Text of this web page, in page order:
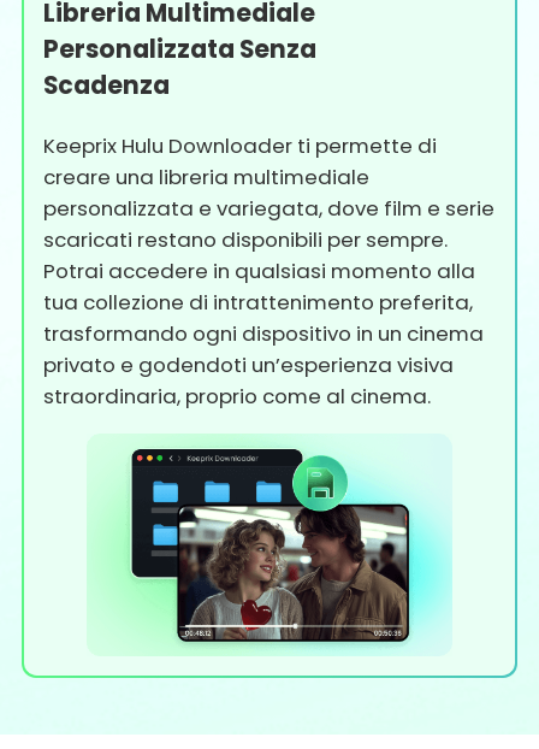
Libreria Multimediale
Personalizzata Senza
Scadenza
Keeprix Hulu Downloader ti permette di
creare una libreria multimediale
personalizzata e variegata, dove film e serie
scaricati restano disponibili per sempre.
Potrai accedere in qualsiasi momento alla
tua collezione di intrattenimento preferita,
trasformando ogni dispositivo in un cinema
privato e godendoti un’esperienza visiva
straordinaria, proprio come al cinema.